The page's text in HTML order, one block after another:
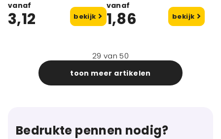
vanaf
3,12 bekijk
vanaf
1,86 bekijk
29 van 50
toon meer artikelen
Bedrukte pennen nodig?